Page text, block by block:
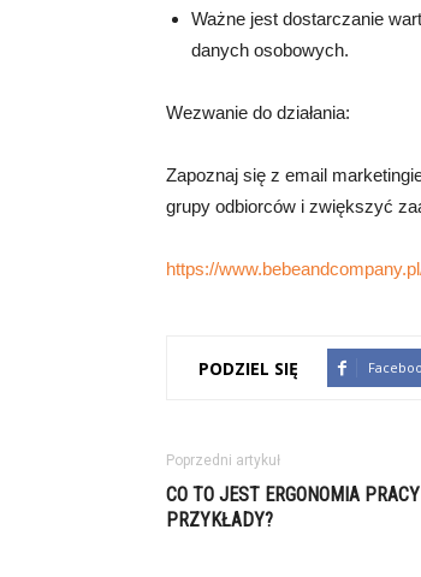
Ważne jest dostarczanie
danych osobowych.
Wezwanie do działania:
Zapoznaj się z email
grupy odbiorców i zwiększyć
https://
PODZIEL SIĘ
Poprzedni artykuł
CO TO JEST ERGONOMIA
PRZYKŁADY?